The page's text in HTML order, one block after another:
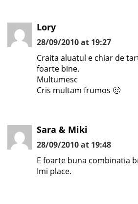
Lory
28/09/2010 at 19:27
Craita aluatul e chiar de
foarte bine.
Multumesc
Cris multam frumos 🙂
Sara & Miki
28/09/2010 at 19:48
E foarte buna combinatia
Imi place.